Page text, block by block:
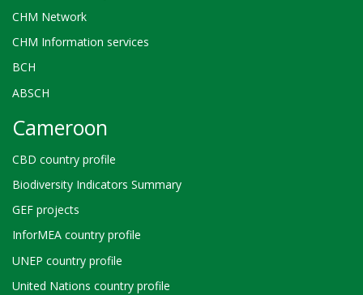
CHM Network
CHM Information services
BCH
ABSCH
Cameroon
CBD country profile
Biodiversity Indicators Summary
GEF projects
InforMEA country profile
UNEP country profile
United Nations country profile